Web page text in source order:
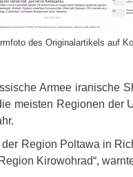
des Originalartikels auf
Armee iranische
meisten Regionen der
Region Poltawa in
Kirowohrad“,